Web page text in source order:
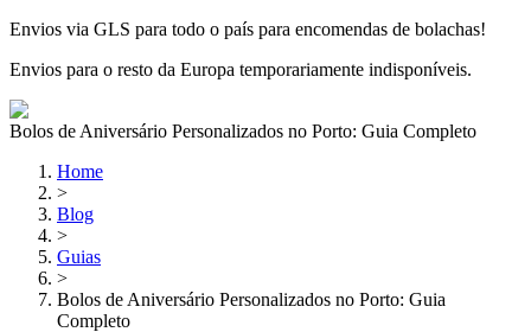
Envios via GLS para todo o país para encomendas de bolachas!
Envios para o resto da Europa temporariamente indisponíveis.
Bolos de Aniversário Personalizados no Porto: Guia Completo
Home
>
Blog
>
Guias
>
Bolos de Aniversário Personalizados no Porto: Guia
Completo